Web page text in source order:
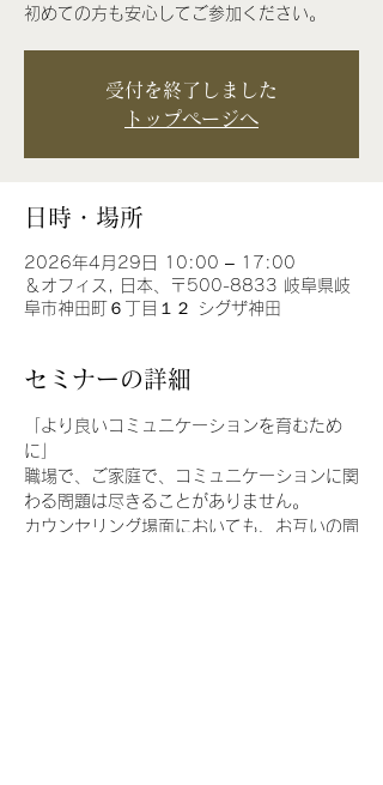
受付を終了しました
トップページへ
日時・場所
2026年4月29日 10:00 – 17:00
＆オフィス, 日本、〒500-8833 岐阜県岐
阜市神田町６丁目１２ シグザ神田
セミナーの詳細
「より良いコミュニケーションを育むため
に」
職場で、ご家庭で、コミュニケーションに関
わる問題は尽きることがありません。
カウンセリング場面においても、お互いの間